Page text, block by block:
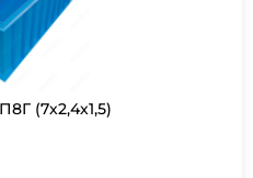
(7х2,4х1,5)